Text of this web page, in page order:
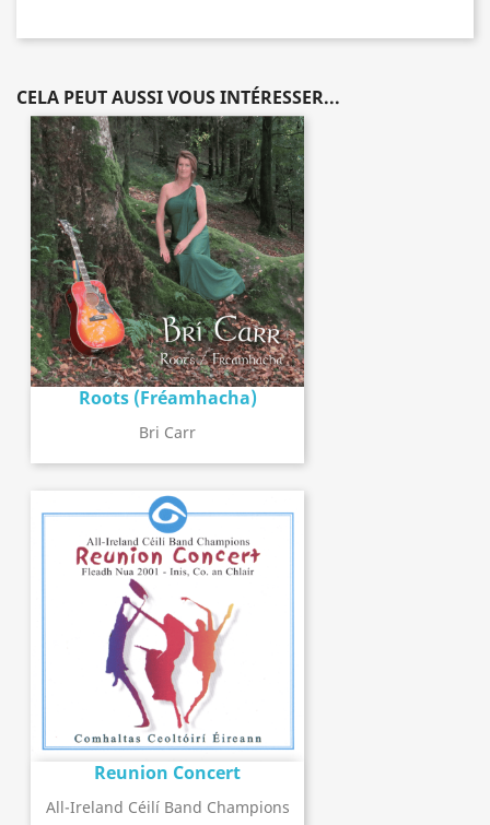
CELA PEUT AUSSI VOUS INTÉRESSER...
Roots (Fréamhacha)
Bri Carr
Reunion Concert
All-Ireland Céilí Band Champions